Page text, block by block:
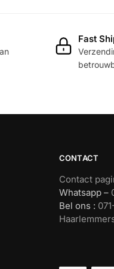
op
de
Fast
CONTACT
Contact
Whatsapp –
Bel ons :